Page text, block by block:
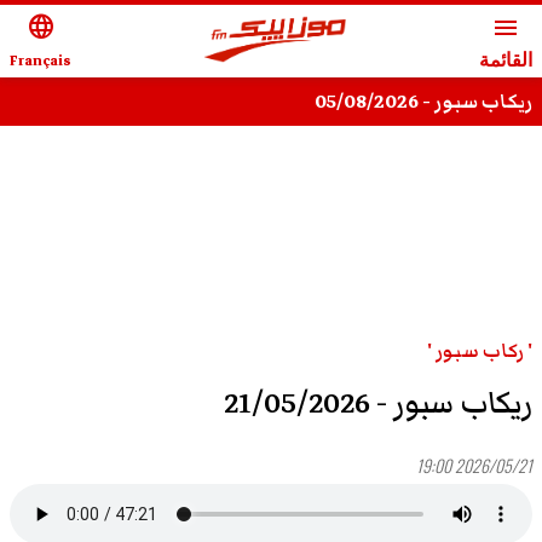
menu
القائمة
language
Français
ريكاب سبور - 05/08/2026
' ركاب سبور '
ريكاب سبور - 21/05/2026
2026/05/21 19:00